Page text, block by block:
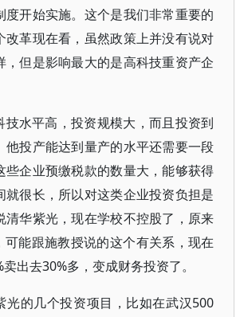
度开始实施。这个是我们非常重要的
改革现在看，虽然政策上并没有说对
，但是影响最大的是高科技重资产企
技水平高，投资规模大，而且投资到
他投产能达到量产的水平还需要一段
些企业预缴税款的数量大，能够获得
就很长，所以对这类企业投资负担是
清华紫光，现在学校不控股了，原来
可能跟施教授说的这个有关系，现在
出去30%多，变成财务投资了。
光的几个投资项目，比如在武汉500